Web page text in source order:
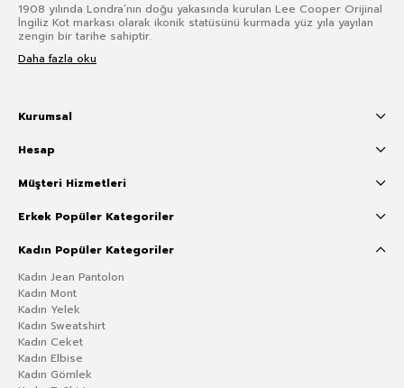
1908 yılında Londra’nın doğu yakasında kurulan Lee Cooper Orijinal
İngiliz Kot markası olarak ikonik statüsünü kurmada yüz yıla yayılan
zengin bir tarihe sahiptir.
Daha fazla oku
Kurumsal
Hesap
Müşteri Hizmetleri
Erkek Popüler Kategoriler
Kadın Popüler Kategoriler
Kadın Jean Pantolon
Kadın Mont
Kadın Yelek
Kadın Sweatshirt
Kadın Ceket
Kadın Elbise
Kadın Gömlek